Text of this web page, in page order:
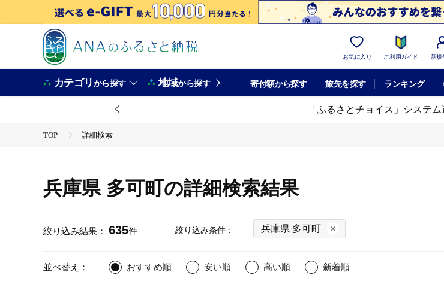
お気に入り ご利用ガイド 新規
カテゴリから探す 地域から探す 寄付額から探す 旅先を探す ランキング
「ふるさとチョイス」システ
TOP 詳細検索
兵庫県 多可町の詳細検索結果
絞り込み結果： 635件 絞り込み条件： 兵庫県 多可町
並べ替え： おすすめ順 安い順 高い順
新着順